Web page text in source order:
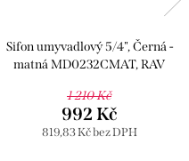
Sifon umyvadlový 5/4", Černá -
matná MD0232CMAT, RAV
1 210 Kč
819,83 Kč bez DPH
992 Kč